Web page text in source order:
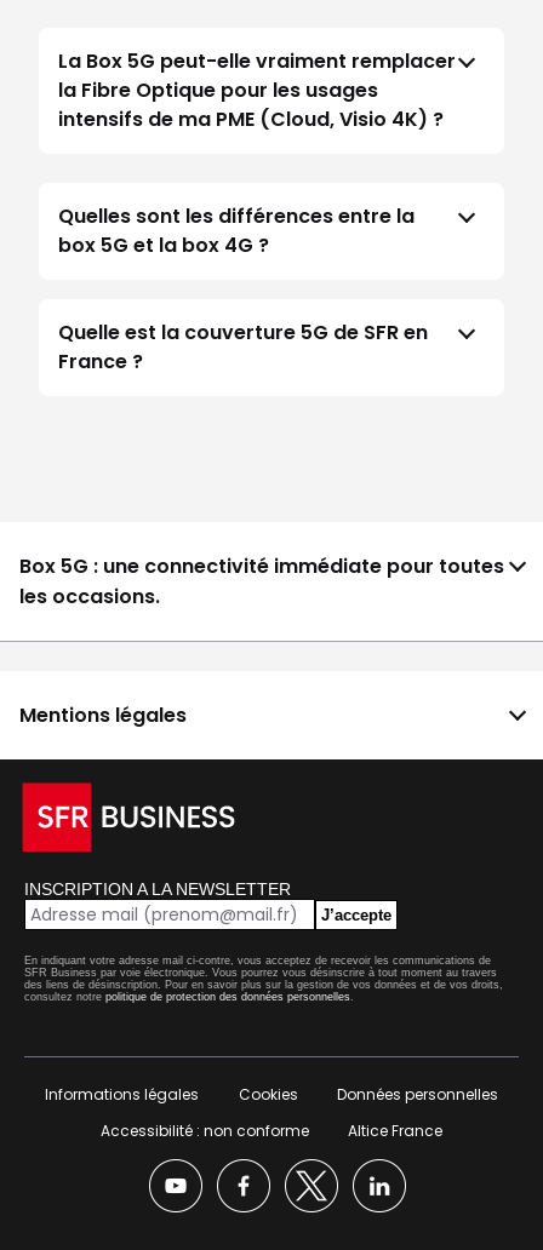
La Box 5G peut-elle vraiment remplacer
la Fibre Optique pour les usages
intensifs de ma PME (Cloud, Visio 4K) ?
Quelles sont les différences entre la
box 5G et la box 4G ?
Quelle est la couverture 5G de SFR en
France ?
Box 5G : une connectivité immédiate pour toutes
les occasions.
Mentions légales
INSCRIPTION A LA NEWSLETTER
J’accepte
En indiquant votre adresse mail ci-contre, vous acceptez de recevoir les communications de
SFR Business par voie électronique. Vous pourrez vous désinscrire à tout moment au travers
des liens de désinscription. Pour en savoir plus sur la gestion de vos données et de vos droits,
consultez notre politique de protection des données personnelles
Informations légales Cookies
Données personnelles
Accessibilité : non conforme
Altice France